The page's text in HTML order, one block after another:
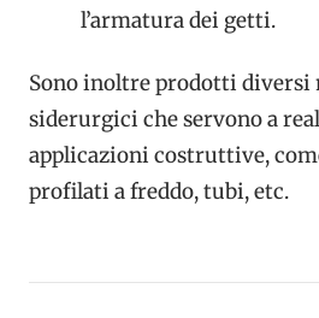
l’armatura dei getti.
Sono inoltre prodotti diversi
siderurgici che servono a
applicazioni costruttive,
profilati a freddo, tubi, etc.